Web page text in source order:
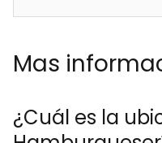
Mas
¿Cuál es la